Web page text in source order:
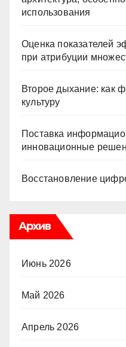
использования
Оценка показателей
при атрибуции
Второе дыхание: как
культуру
Поставка
инновационные
Восстановление
Архив
Июнь 2026
Май 2026
Апрель 2026